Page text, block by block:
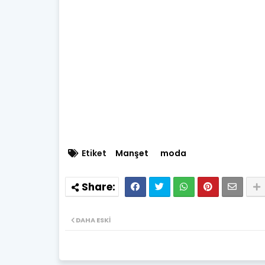
Etiket Manşet moda
DAHA ESKI